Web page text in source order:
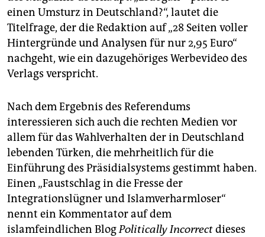
einen Umsturz in Deutschland?“, lautet die
Titelfrage, der die Redaktion auf „28 Seiten voller
Hintergründe und Analysen für nur 2,95 Euro“
nachgeht, wie ein dazugehöriges Werbevideo des
Verlags verspricht.
Nach dem Ergebnis des Referendums
interessieren sich auch die rechten Medien vor
allem für das Wahlverhalten der in Deutschland
lebenden Türken, die mehrheitlich für die
Einführung des Präsidialsystems gestimmt haben.
Einen „Faustschlag in die Fresse der
Integrationslügner und Islamverharmloser“
nennt ein Kommentator auf dem
islamfeindlichen BlogPolitically Incorrectdieses